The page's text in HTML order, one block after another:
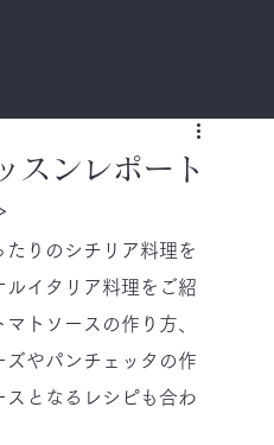
スンレポート
たりのシチリア料理を
イタリア料理をご紹
トソースの作り方、
ズやパンチェッタの作
スとなるレシピも合わ